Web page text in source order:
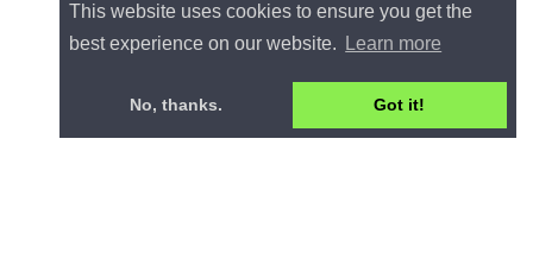
This website uses cookies to ensure you get the
best experience on our website.
Learn more
No, thanks. Got it!